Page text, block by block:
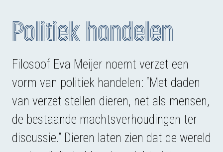
Politiek handelen
Filosoof Eva Meijer noemt verzet een
vorm van politiek handelen: “Met daden
van verzet stellen dieren, net als mensen,
de bestaande machtsverhoudingen ter
discussie.” Dieren laten zien dat de wereld